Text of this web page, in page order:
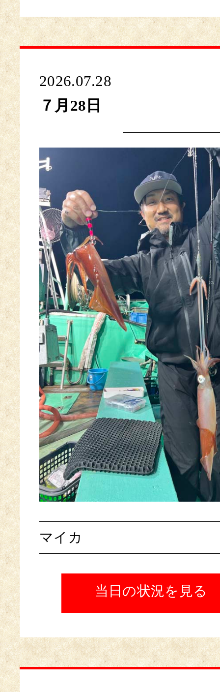
2026.07.28
７月28日
マイカ
当日の状況を見る